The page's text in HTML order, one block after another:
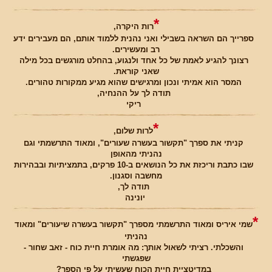
*רות היקרה,
ספרייך הם השראה בשבילי ואני נהנית ללמוד אותם, הם מעבירים ידע
רב ומעשירים.
רצונך להגיע לאמת של כל אחד ולנגוע, בהחלט מורגשים בכל מילה
שאני קוראת.
המסר הוא אמיתי ונכון ומרגישים שהוא מגיע ממקורות טהורים.
תודה לך על ההנחיה,
ריקי
*לרות שלום,
קניתי את ספרך "תקשור בעשרה שעורים", ומאוד התרשמתי וגם
נהניתי מהאופן
שבו כתבת וריכזת את כל הנושאים ב-10 פרקים, בתמציתיות ובבהירות
מחשבה וסגנון.
תודה לך,
יונינה
*שמי איריס ומאוד התרשמתי מספרך "תקשור בעשרה שיעורים" ומאוד
נהניתי
והשכלתי. רציתי לשאול אותך: מה אומרת חיית כוח - זאב שחור -
שפגשתי
במדיטציית חיית הכוח שעשיתי על פי הספר?